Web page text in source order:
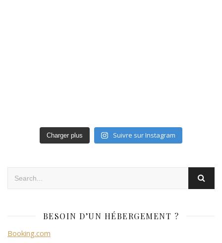
Charger plus Suivre sur Instagram
BESOIN D’UN HÉBERGEMENT ?
Booking.com